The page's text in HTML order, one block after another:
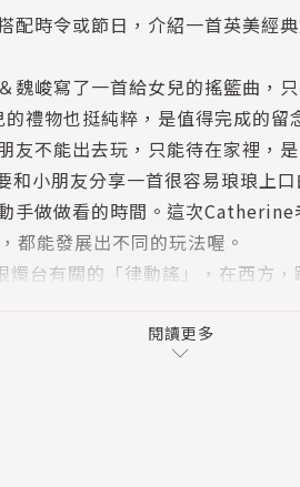
配時令或節日，介紹一首英美經
魏峻寫了一首給女兒的搖籃曲，
禮物也挺純粹，是值得完成的留
友不能出去玩，只能待在家裡，
小朋友分享一首很容易琅琅上口
手做做看的時間。這次
都能發展出不同的玩法喔。
台有關的「律動謠」，在西方
一首跟月亮有關的唸謠，讓大
介紹一首跟食物有關的唱謠，要
事呢？Ｃatherine老師特別介紹
閱讀更多